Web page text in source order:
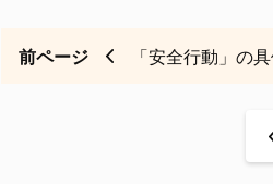
前ページ 「安全行動」の